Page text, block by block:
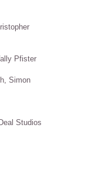
Pfister
Simon
Studios